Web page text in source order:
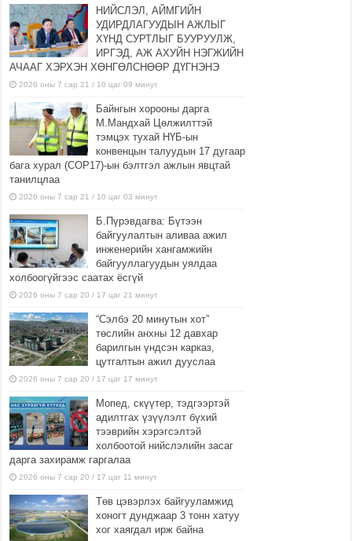
НИЙСЛЭЛ, АЙМГИЙН
УДИРДЛАГУУДЫН АЖЛЫГ
ХҮНД СУРТЛЫГ БУУРУУЛЖ,
ИРГЭД, АЖ АХУЙН НЭГЖИЙН
АЧААГ ХЭРХЭН ХӨНГӨЛСНӨӨР ДҮГНЭНЭ
2026 оны 7 сар 21 / 10 цаг 09 минут
Байнгын хорооны дарга
М.Мандхай Цөлжилттэй
тэмцэх тухай НҮБ-ын
конвенцын талуудын 17 дугаар
бага хурал (СОР17)-ын бэлтгэл ажлын явцтай
танилцлаа
2026 оны 7 сар 21 / 10 цаг 03 минут
Б.Пүрэвдагва: Бүтээн
байгуулалтын аливаа ажил
инженерийн хангамжийн
байгууллагуудын уялдаа
холбоогүйгээс саатах ёсгүй
2026 оны 7 сар 20 / 17 цаг 21 минут
“Сэлбэ 20 минутын хот”
төслийн анхны 12 давхар
барилгын үндсэн карказ,
цутгалтын ажил дууслаа
2026 оны 7 сар 20 / 17 цаг 17 минут
Мопед, скүүтер, тэдгээртэй
адилтгах үзүүлэлт бүхий
тээврийн хэрэгсэлтэй
холбоотой нийслэлийн засаг
дарга захирамж гаргалаа
2026 оны 7 сар 20 / 17 цаг 11 минут
Төв цэвэрлэх байгууламжид
хоногт дунджаар 3 тонн хатуу
хог хаягдал ирж байна